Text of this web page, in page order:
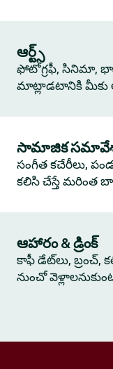
ఆర్ట్స్
ఫోటోగ్రఫీ, సినిమా,
మాట్లాడటానికి మీకు
సామాజిక
సంగీత కచేరీలు,
కలిసి చేస్తే మరింత
ఆహారం & డ్రింక్
కాఫీ డేట్‌లు, బ్రంచ్,
నుంచో